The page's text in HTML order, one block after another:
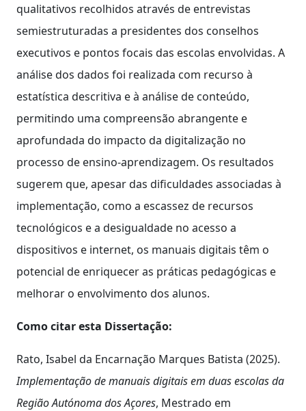
qualitativos recolhidos através de entrevistas
semiestruturadas a presidentes dos conselhos
executivos e pontos focais das escolas envolvidas. A
análise dos dados foi realizada com recurso à
estatística descritiva e à análise de conteúdo,
permitindo uma compreensão abrangente e
aprofundada do impacto da digitalização no
processo de ensino-aprendizagem. Os resultados
sugerem que, apesar das dificuldades associadas à
implementação, como a escassez de recursos
tecnológicos e a desigualdade no acesso a
dispositivos e internet, os manuais digitais têm o
potencial de enriquecer as práticas pedagógicas e
melhorar o envolvimento dos alunos.
Como citar esta Dissertação:
Rato, Isabel da Encarnação Marques Batista (2025).
Implementação de manuais digitais em duas escolas da
Região Autónoma dos Açores, Mestrado em